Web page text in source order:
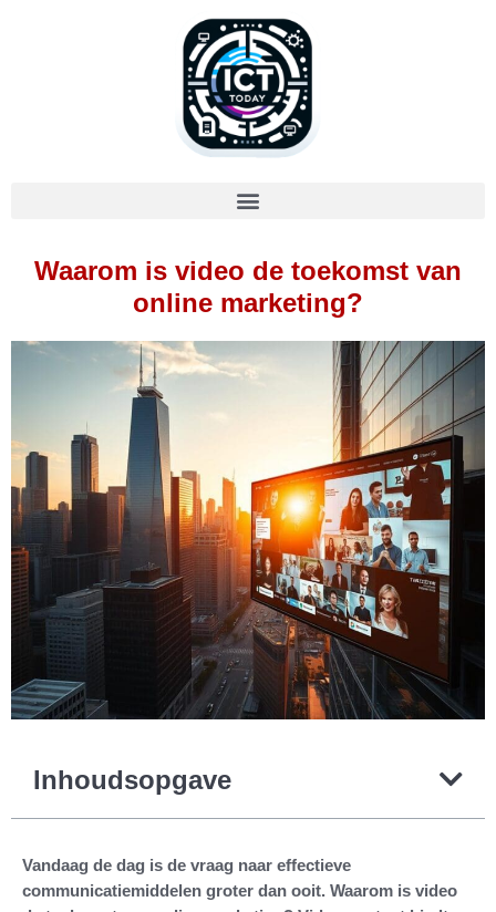
Waarom is video de toekomst van
online marketing?
Inhoudsopgave
Vandaag de dag is de vraag naar effectieve
communicatiemiddelen groter dan ooit. Waarom is video